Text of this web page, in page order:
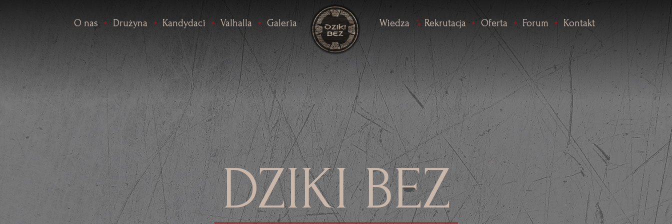
O nas Drużyna Kandydaci Valhalla Galeria Wiedza Rekrutacja Oferta Forum Kontakt
DZIKI BEZ